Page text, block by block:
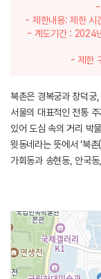
-
- 제한내용: 제한 시
- 계도기간 : 2024
- 제한
북촌은 경복궁과 창덕
서울의 대표적인 전통
있어 도심 속의 거리 박
윗동네라는 뜻에서 ‘북
가회동과 송현동, 안국
재동에는 역사의 흔적
북촌은 조선시대에 조
없었는데, 1930년대에
변형되면서 변화가 일어
매입하여, 그 자리에 중
한옥들이 밀집되어 있